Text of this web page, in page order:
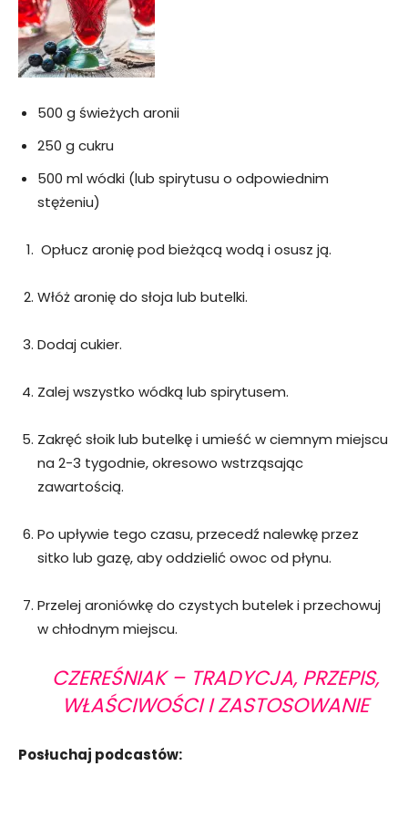
500 g świeżych aronii
250 g cukru
500 ml wódki (lub spirytusu o odpowiednim
stężeniu)
Opłucz aronię pod bieżącą wodą i osusz ją.
Włóż aronię do słoja lub butelki.
Dodaj cukier.
Zalej wszystko wódką lub spirytusem.
Zakręć słoik lub butelkę i umieść w ciemnym miejscu
na 2-3 tygodnie, okresowo wstrząsając
zawartością.
Po upływie tego czasu, przecedź nalewkę przez
sitko lub gazę, aby oddzielić owoc od płynu.
Przelej aroniówkę do czystych butelek i przechowuj
w chłodnym miejscu.
CZEREŚNIAK – TRADYCJA, PRZEPIS,
WŁAŚCIWOŚCI I ZASTOSOWANIE
Posłuchaj podcastów: